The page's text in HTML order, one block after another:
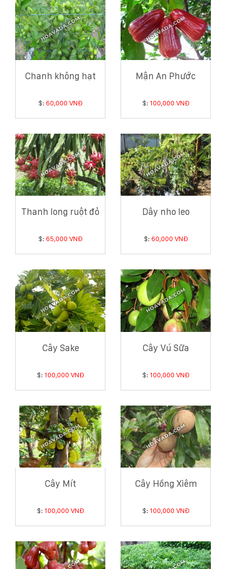
Chanh không hạt
$: 60,000 VNĐ
Mận An Phước
$: 100,000 VNĐ
Thanh long ruột đỏ
$: 65,000 VNĐ
Dây nho leo
$: 60,000 VNĐ
Cây Sake
$: 100,000 VNĐ
Cây Vú Sữa
$: 100,000 VNĐ
Cây Mít
$: 100,000 VNĐ
Cây Hồng Xiêm
$: 100,000 VNĐ